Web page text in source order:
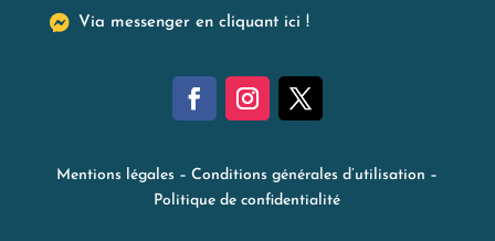
 Via messenger en cliquant ici !
Mentions légales –Conditions générales d’utilisation –
Politique de confidentialité